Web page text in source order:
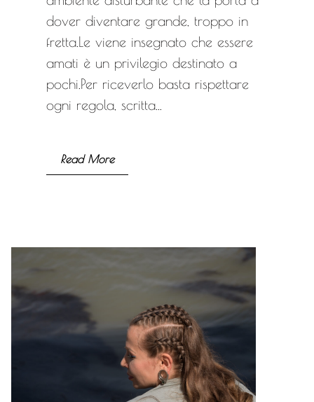
dover diventare grande, troppo in
fretta.Le viene insegnato che essere
amati è un privilegio destinato a
pochi.Per riceverlo basta rispettare
ogni regola, scritta...
Read More